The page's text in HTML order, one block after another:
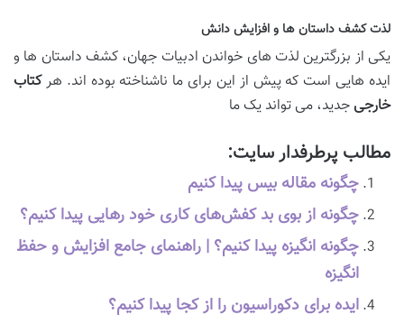
لذت کشف داستان ها و افزایش دانش
یکی از بزرگترین لذت های خواندن ادبیات جهان، کشف داستان ها و
ایده هایی است که پیش از این برای ما ناشناخته بوده اند. هرکتاب
خارجی جدید، می تواند یک ما
مطالب پرطرفدار سایت:
چگونه مقاله بیس پیدا کنیم
چگونه از بوی بد کفش‌های کاری خود رهایی پیدا کنیم؟
چگونه انگیزه پیدا کنیم؟ | راهنمای جامع افزایش و حفظ
انگیزه
ایده برای دکوراسیون را از کجا پیدا کنیم؟